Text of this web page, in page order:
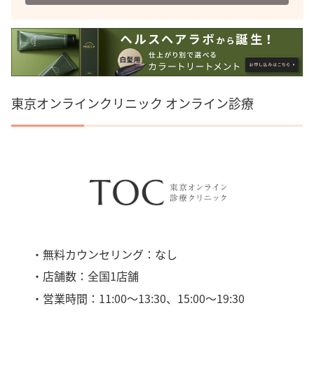
東京オンラインクリニック オンライン診療
・無料カウンセリング：なし
・店舗数：全国1店舗
・営業時間：11:00〜13:30、15:00〜19:30